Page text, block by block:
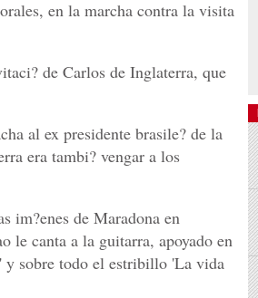
en la marcha contra la visita
de Carlos de Inglaterra, que
al ex presidente brasile? de la
era tambi? vengar a los
im?enes de Maradona en
le canta a la guitarra, apoyado en
y sobre todo el estribillo 'La vida